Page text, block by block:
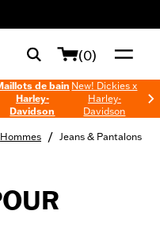
(0)
de bain
Harley-
Davidson
New! Dickies x
Harley-
Davidson
Hommes / Jeans & Pantalons